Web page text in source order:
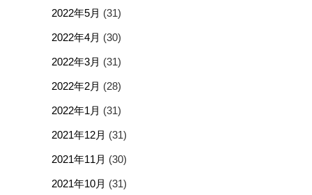
2022年5月 (31)
2022年4月 (30)
2022年3月 (31)
2022年2月 (28)
2022年1月 (31)
2021年12月 (31)
2021年11月 (30)
2021年10月 (31)